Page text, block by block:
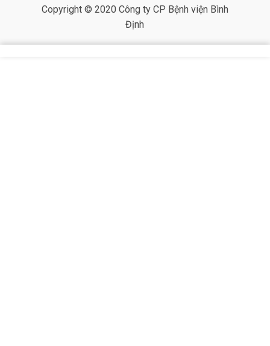
Copyright © 2020 Công ty CP Bệnh viện Bình
Định